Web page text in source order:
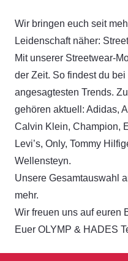
Wir bringen euch seit
Leidenschaft näher:
Mit unserer Streetwear-
der Zeit. So findest du
angesagtesten Trends.
gehören aktuell: Adidas,
Calvin Klein, Champion,
Levi’s, Only, Tommy
Wellensteyn.
Unsere Gesamtauswahl
mehr.
Wir freuen uns auf euren
Euer OLYMP & HADES